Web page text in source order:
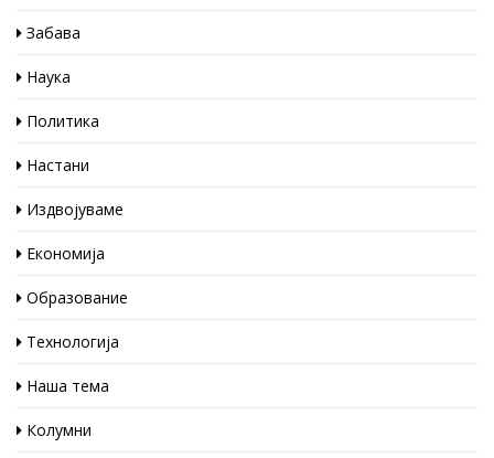
Забава
Наука
Политика
Настани
Издвојуваме
Економија
Образование
Технологија
Наша тема
Колумни